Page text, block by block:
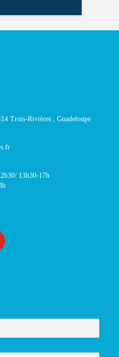
Trois-Rivières , Guadeloupe
13h30-17h